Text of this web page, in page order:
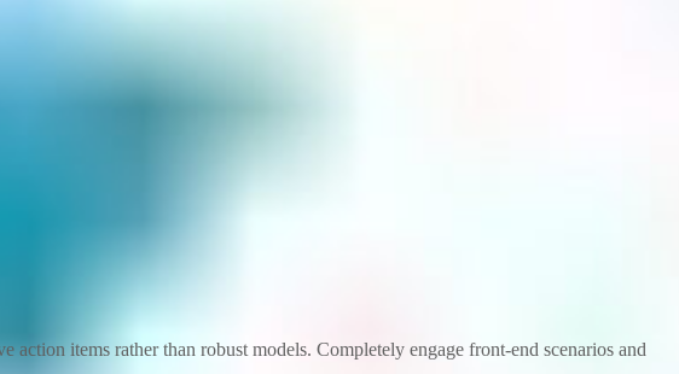
items rather than robust models. Completely engage front-end scenarios and